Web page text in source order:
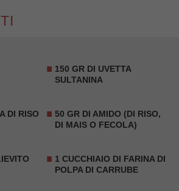
150 GR DI UVETTA
SULTANINA
DI RISO
50 GR DI AMIDO (DI RISO,
DI MAIS O FECOLA)
1 CUCCHIAIO DI FARINA DI
POLPA DI CARRUBE